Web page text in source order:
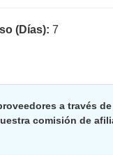
(Días): 7
a través
comisión de